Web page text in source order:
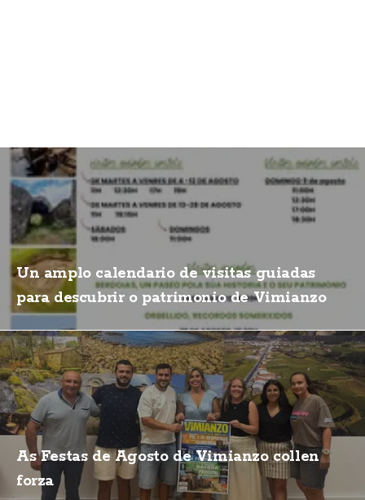
Un amplo calendario de visitas guiadas
para descubrir o patrimonio de Vimianzo
As Festas de Agosto de Vimianzo collen
forza